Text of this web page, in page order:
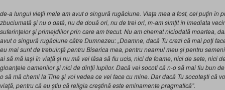
de-a lungul vieţii mele am avut o singură rugăciune. Viaţa mea a fost, cel puţin în
zbuciumată şi nu o dată, nu de două ori, nu de trei ori, m-am simţit în imediata
suferinţelor şi primejdiilor prin care am trecut. Nu am chemat niciodată moartea,
avut o singură rugăciune către Dumnezeu: „Doamne, dacă Tu crezi că mai poţi
eu mai sunt de trebuinţă pentru Biserica mea, pentru neamul meu şi pentru
ai să mă laşi în viaţă şi nu mă vei lăsa să fiu ucis, nici de foame, nici de sete, nici
gloanţele oamenilor şi nici de dinţii lupilor. Dacă vei socoti că n-o să mai fiu bun
o să mă chemi la Tine şi voi vedea ce vei face cu mine. Dar dacă Tu socoteşti că
viaţă, pentru că eu ştiu că religia creştină este eminamente pragmatică”.